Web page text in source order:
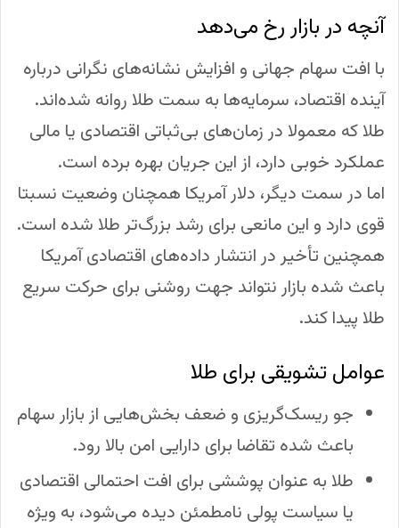
آنچه در بازار رخ می‌دهد
با افت سهام جهانی و افزایش نشانه‌های نگرانی درباره
آینده اقتصاد، سرمایه‌ها به سمت طلا روانه شده‌اند.
طلا که معمولا در زمان‌های بی‌ثباتی اقتصادی یا مالی
عملکرد خوبی دارد، از این جریان بهره برده است.
اما در سمت دیگر، دلار آمریکا همچنان وضعیت نسبتا
قوی دارد و این مانعی برای رشد بزرگ‌تر طلا شده است.
همچنین تأخیر در انتشار داده‌های اقتصادی آمریکا
باعث شده بازار نتواند جهت روشنی برای حرکت سریع
طلا پیدا کند.
عوامل تشویقی برای طلا
جو ریسک‌گریزی و ضعف بخش‌هایی از بازار سهام
باعث شده تقاضا برای دارایی امن بالا رود.
طلا به عنوان پوششی برای افت احتمالی اقتصادی
یا سیاست پولی نامطمئن دیده می‌شود، به ویژه